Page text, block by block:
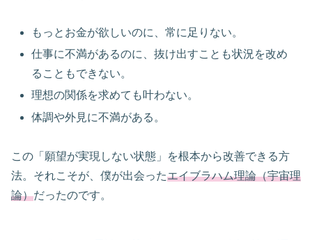
もっとお金が欲しいのに、常に足りない。
仕事に不満があるのに、抜け出すことも状況を改め
ることもできない。
理想の関係を求めても叶わない。
体調や外見に不満がある。
この「願望が実現しない状態」を根本から改善できる方
法。それこそが、僕が出会ったエイブラハム理論（宇宙理
論）だったのです。